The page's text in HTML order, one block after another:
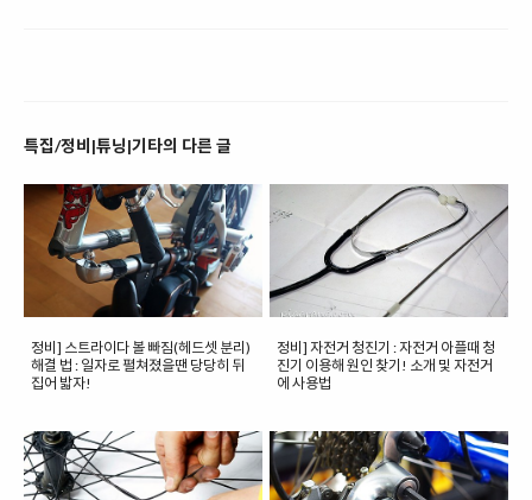
특집/정비|튜닝|기타의 다른 글
정비] 스트라이다 볼 빠짐(헤드셋 분리)
해결 법 : 일자로 펼쳐졌을땐 당당히 뒤
집어 밟자!
정비] 자전거 청진기 : 자전거 아플때 청
진기 이용해 원인 찾기! 소개 및 자전거
에 사용법